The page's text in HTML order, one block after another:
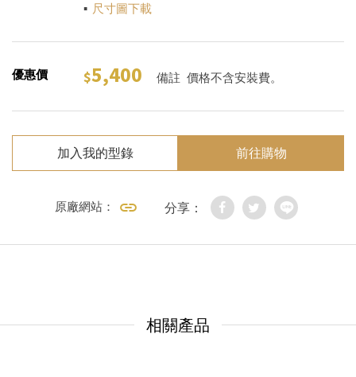
▪ 尺寸圖下載
優惠價 5,400 備註 價格不含安裝費。
加入我的型錄 前往購物
原廠網站： 分享：
相關產品